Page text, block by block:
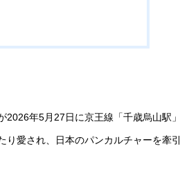
2026年5月27日に京王線「千歳烏山駅
り愛され、日本のパンカルチャーを牽